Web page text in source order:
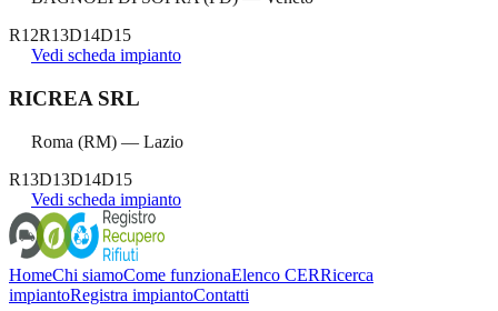
R12R13D14D15
Vedi scheda impianto
RICREA SRL
Roma (RM) — Lazio
R13D13D14D15
Vedi scheda impianto
HomeChi siamoCome funzionaElenco CERRicerca
impiantoRegistra impiantoContatti